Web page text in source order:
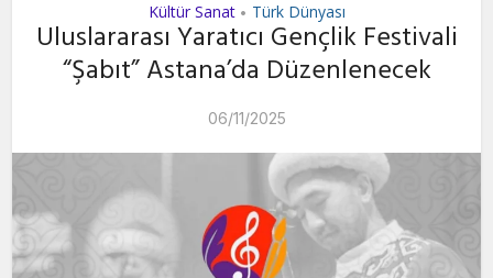
Kültür Sanat • Türk Dünyası
Uluslararası Yaratıcı Gençlik Festivali
“Şabıt” Astana’da Düzenlenecek
06/11/2025